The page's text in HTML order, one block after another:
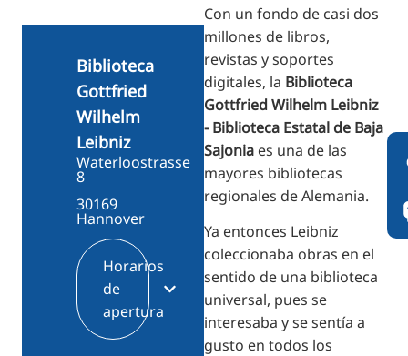
Con un fondo de casi dos
millones de libros,
revistas y soportes
digitales, la Biblioteca
Gottfried Wilhelm Leibniz
- Biblioteca Estatal de Baja
Sajonia es una de las
mayores bibliotecas
regionales de Alemania.
Ya entonces Leibniz
coleccionaba obras en el
sentido de una biblioteca
universal, pues se
interesaba y se sentía a
gusto en todos los
Biblioteca
Gottfried
Wilhelm
Leibniz
Waterloostrasse
8
30169
Hannover
Horarios
de
apertura